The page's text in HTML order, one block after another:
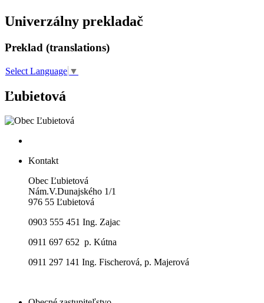
Univerzálny prekladač
Preklad (translations)
Select Language ▼
Ľubietová
Kontakt
Obec Ľubietová
Nám.V.Dunajského 1/1
976 55 Ľubietová
0903 555 451 Ing. Zajac
0911 697 652 p. Kútna
0911 297 141 Ing. Fischerová, p. Majerová